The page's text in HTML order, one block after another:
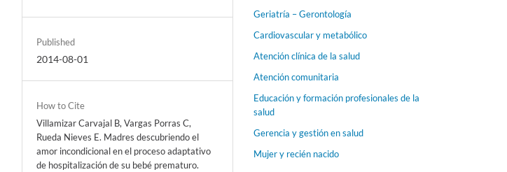
Published
2014-08-01
How to Cite
Villamizar Carvajal B, Vargas Porras C,
Rueda Nieves E. Madres descubriendo el
amor incondicional en el proceso adaptativo
de hospitalización de su bebé prematuro.
Geriatría – Gerontología
Cardiovascular y metabólico
Atención clínica de la salud
Atención comunitaria
Educación y formación profesionales de la
salud
Gerencia y gestión en salud
Mujer y recién nacido